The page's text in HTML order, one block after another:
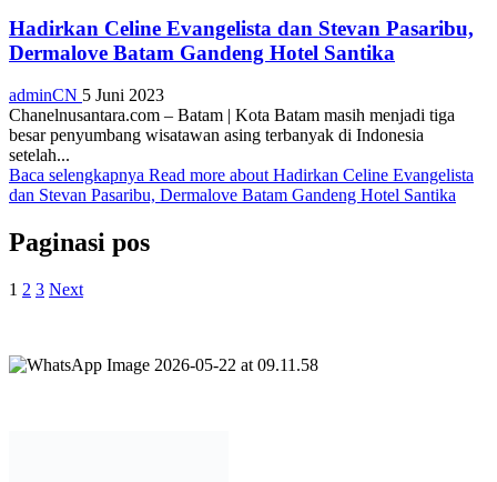
Hadirkan Celine Evangelista dan Stevan Pasaribu,
Dermalove Batam Gandeng Hotel Santika
adminCN 5 Juni 2023
Chanelnusantara.com – Batam | Kota Batam masih menjadi tiga
besar penyumbang wisatawan asing terbanyak di Indonesia
setelah...
Baca selengkapnya Read more about Hadirkan Celine Evangelista
dan Stevan Pasaribu, Dermalove Batam Gandeng Hotel Santika
Paginasi pos
1 2 3 Next